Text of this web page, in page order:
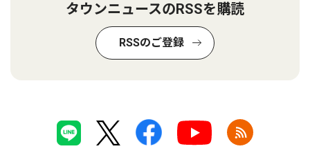
タウンニュースのRSSを購読
RSSのご登録